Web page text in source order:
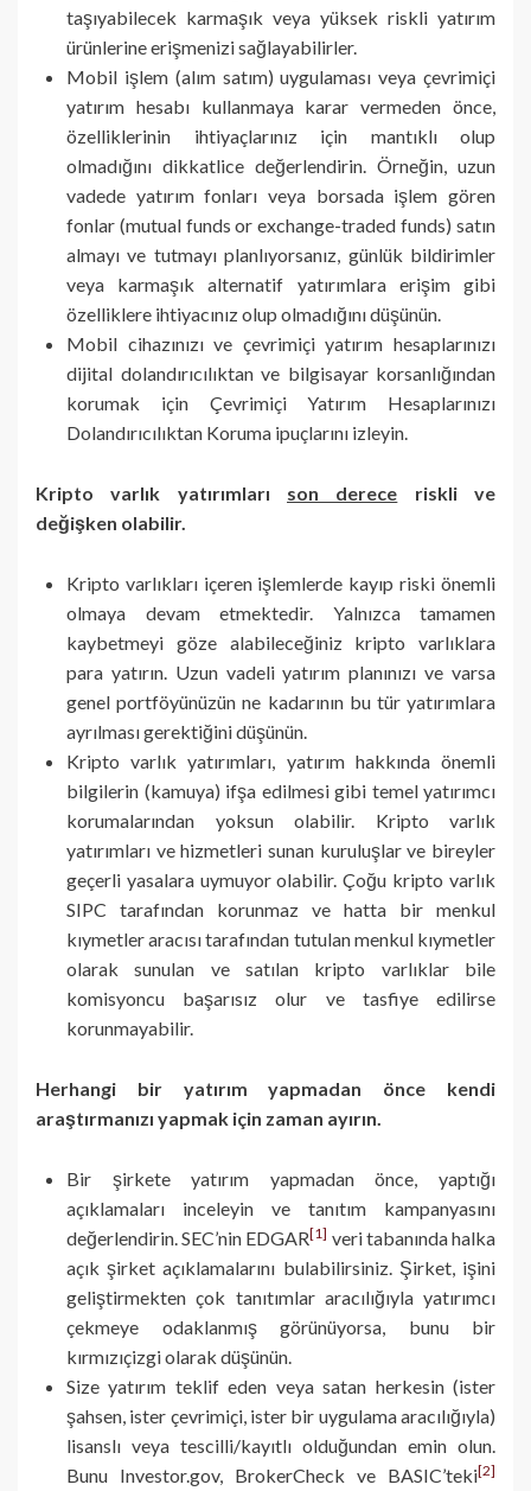
taşıyabilecek karmaşık veya yüksek riskli yatırım
ürünlerine erişmenizi sağlayabilirler.
Mobil işlem (alım satım) uygulaması veya çevrimiçi
yatırım hesabı kullanmaya karar vermeden önce,
özelliklerinin ihtiyaçlarınız için mantıklı olup
olmadığını dikkatlice değerlendirin. Örneğin, uzun
vadede yatırım fonları veya borsada işlem gören
fonlar (mutual funds or exchange-traded funds) satın
almayı ve tutmayı planlıyorsanız, günlük bildirimler
veya karmaşık alternatif yatırımlara erişim gibi
özelliklere ihtiyacınız olup olmadığını düşünün.
Mobil cihazınızı ve çevrimiçi yatırım hesaplarınızı
dijital dolandırıcılıktan ve bilgisayar korsanlığından
korumak için Çevrimiçi Yatırım Hesaplarınızı
Dolandırıcılıktan Koruma ipuçlarını izleyin.
Kripto varlık yatırımları son derece riskli ve
değişken olabilir.
Kripto varlıkları içeren işlemlerde kayıp riski önemli
olmaya devam etmektedir. Yalnızca tamamen
kaybetmeyi göze alabileceğiniz kripto varlıklara
para yatırın. Uzun vadeli yatırım planınızı ve varsa
genel portföyünüzün ne kadarının bu tür yatırımlara
ayrılması gerektiğini düşünün.
Kripto varlık yatırımları, yatırım hakkında önemli
bilgilerin (kamuya) ifşa edilmesi gibi temel yatırımcı
korumalarından yoksun olabilir. Kripto varlık
yatırımları ve hizmetleri sunan kuruluşlar ve bireyler
geçerli yasalara uymuyor olabilir. Çoğu kripto varlık
SIPC tarafından korunmaz ve hatta bir menkul
kıymetler aracısı tarafından tutulan menkul kıymetler
olarak sunulan ve satılan kripto varlıklar bile
komisyoncu başarısız olur ve tasfiye edilirse
korunmayabilir.
Herhangi bir yatırım yapmadan önce kendi
araştırmanızı yapmak için zaman ayırın.
Bir şirkete yatırım yapmadan önce, yaptığı
açıklamaları inceleyin ve tanıtım kampanyasını
değerlendirin. SEC’nin EDGAR[1] veri tabanında halka
açık şirket açıklamalarını bulabilirsiniz. Şirket, işini
geliştirmekten çok tanıtımlar aracılığıyla yatırımcı
çekmeye odaklanmış görünüyorsa, bunu bir
kırmızıçizgi olarak düşünün.
Size yatırım teklif eden veya satan herkesin (ister
şahsen, ister çevrimiçi, ister bir uygulama aracılığıyla)
lisanslı veya tescilli/kayıtlı olduğundan emin olun.
Bunu Investor.gov, BrokerCheck ve BASIC’teki[2]